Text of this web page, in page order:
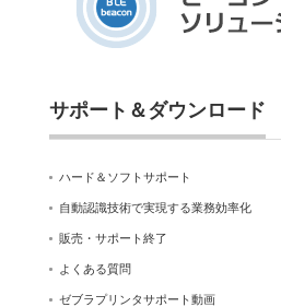
サポート＆ダウンロード
ハード＆ソフトサポート
自動認識技術で実現する業務効率化
販売・サポート終了
よくある質問
ゼブラプリンタサポート動画